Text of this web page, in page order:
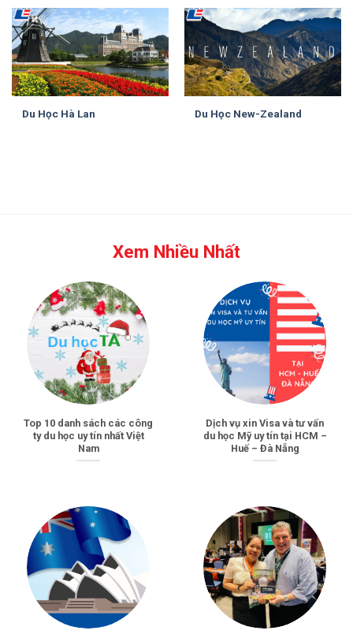
Du Học Hà Lan Du Học New-Zealand
Xem Nhiều Nhất
Top 10 danh sách các công
ty du học uy tín nhất Việt
Nam
Dịch vụ xin Visa và tư vấn
du học Mỹ uy tín tại HCM –
Huế – Đà Nẵng